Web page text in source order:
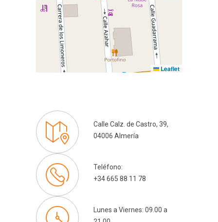
Leaflet
Calle Calz. de Castro, 39,
04006 Almería
Teléfono:
+34 665 88 11 78
Lunes a Viernes: 09.00 a